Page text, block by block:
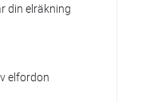
din elräkning
elfordon